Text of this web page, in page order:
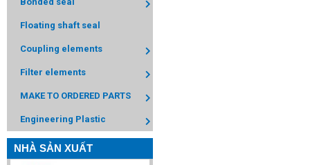
Floating shaft seal
Coupling elements
Filter elements
MAKE TO ORDERED PARTS
Engineering Plastic
NHÀ SẢN XUẤT